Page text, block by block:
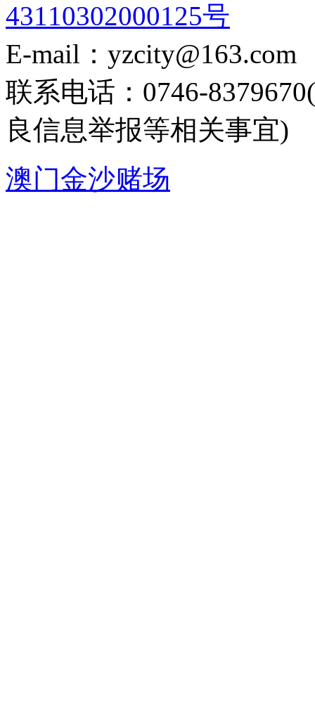
43110302000125号
E-mail：yzcity@163.com
联系电话：0746-
良信息举报等相关事宜)
澳门金沙赌场